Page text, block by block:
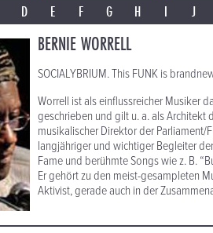
D E F G H I J
BERNIE WORRELL
SOCIALYBRIUM. This FUNK is
Worrell ist als einflussreicher Musiker
geschrieben und gilt u. a. als
musikalischer Direktor der
langjähriger und wichtiger Begleiter
Fame und berühmte Songs wie z. B.
Er gehört zu den meist-gesampleten
Aktivist, gerade auch in der